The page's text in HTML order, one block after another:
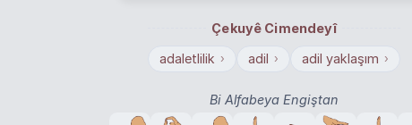
Çekuyê Cimendeyî
adaletlilik › adil › adil yaklaşım ›
Bi Alfabeya Engiştan